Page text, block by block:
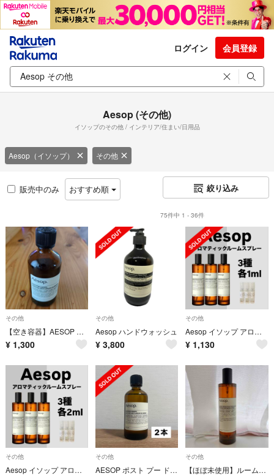
ログイン 会員登録
Aesop (その他)
イソップのその他 / インテリア/住まい/日用品
Aesop（イソップ） その他
販売中のみ おすすめ順 絞り込み
75件中 1 - 36件
その他
【空き容器】AESOP ポストプー ドロップス
¥ 1,300
その他
Aesop ハンドウォッシュ
¥ 3,800
その他
Aesop イソップ アロマティックルームスプレー お試し3種セット 各1ml
¥ 1,130
その他
Aesop イソップ アロマティックルームスプレー お試し3種セット 各2ml
その他
AESOP ポスト プー ドロップス 100ml 2本
その他
【ほぼ未使用】ルームスプレー（100ml）［イソップ］